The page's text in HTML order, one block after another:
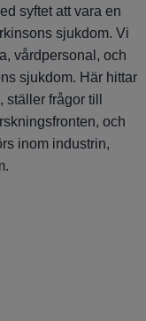
syftet att vara en
sjukdom. Vi
vårdpersonal, och
sjukdom. Här hittar
frågor till
och
inom industrin,